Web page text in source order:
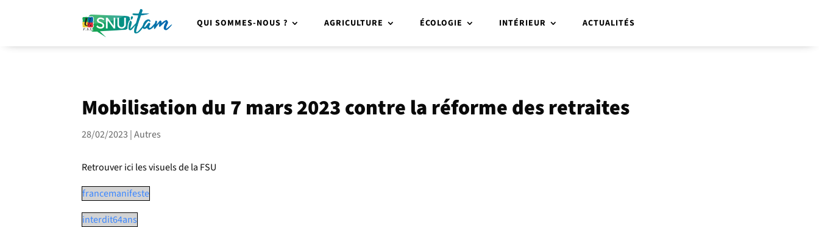
QUI SOMMES-NOUS ? AGRICULTURE ÉCOLOGIE INTÉRIEUR ACTUALITÉS
Mobilisation du 7 mars 2023 contre la réforme des retraites
28/02/2023 |Autres
Retrouver ici les visuels de la FSU
francemanifeste
interdit64ans